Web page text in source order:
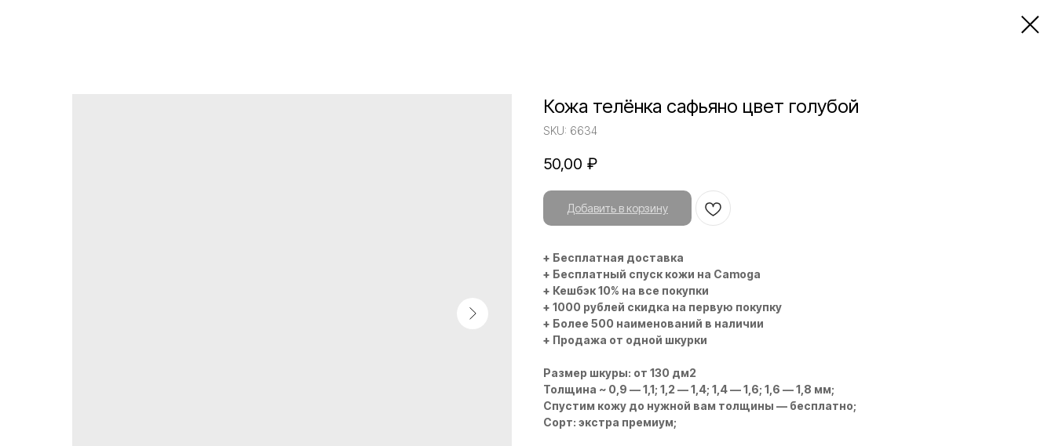
Кожа телёнка сафьяно цвет голубой
SKU: 6634
50,00 ₽
Добавить в корзину
+ Бесплатная доставка
+ Бесплатный спуск кожи на Camoga
+ Кешбэк 10% на все покупки
+ 1000 рублей скидка на первую покупку
+ Более 500 наименований в наличии
+ Продажа от одной шкурки
Размер шкуры: от 130 дм2
Толщина ~ 0,9 — 1,1; 1,2 — 1,4; 1,4 — 1,6; 1,6 — 1,8 мм;
Спустим кожу до нужной вам толщины — бесплатно;
Сорт: экстра премиум;